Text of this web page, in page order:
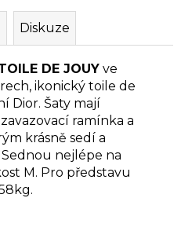
Diskuze
DE JOUY ve
ikonický toile de
Dior. Šaty mají
ramínka a
krásně sedí a
nejlépe na
M. Pro představu